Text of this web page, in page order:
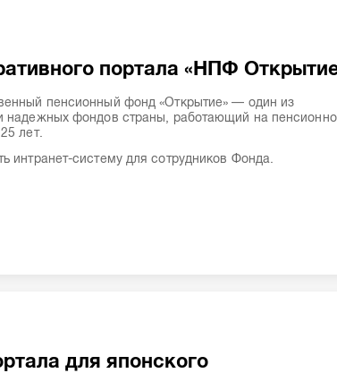
портала «НПФ
пенсионный фонд «Открытие» — один из
надежных фондов страны, работающий на
лет.
интранет-систему для сотрудников Фонда.
для японского